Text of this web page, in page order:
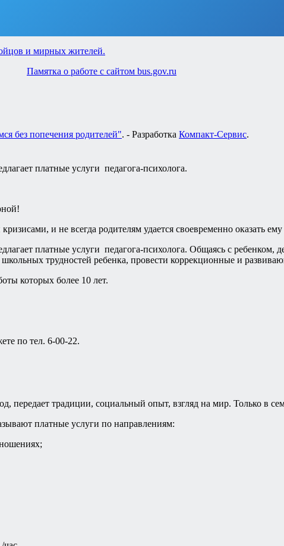
Памятка о работе с сайтом bus.gov.ru
без попечения родителей". - Разработка Компакт-Сервис.
платные услуги педагога-психолога.
и не всегда родителям удается своевременно оказать
платные услуги педагога-психолога. Общаясь с ребенком,
трудностей ребенка, провести коррекционные и
которых более 10 лет.
по тел. 6-00-22.
передает традиции, социальный опыт, взгляд на мир. Только в
платные услуги по направлениям: